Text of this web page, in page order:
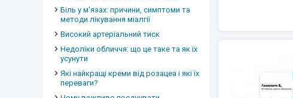
Біль у м'язах: причини, симптоми та
методи лікування міалгії
Високий артеріальний тиск
Недоліки обличчя: що це таке та як їх
усунути
Які найкращі креми від розацеа і які їх
переваги?